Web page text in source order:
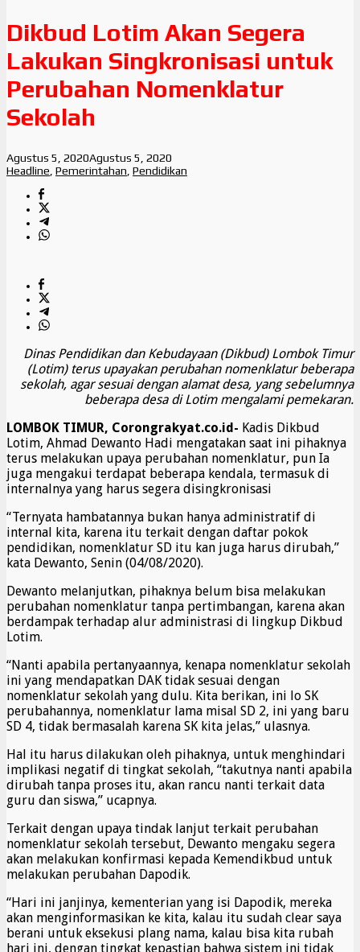
Dikbud Lotim Akan Segera
Lakukan Singkronisasi untuk
Perubahan Nomenklatur
Sekolah
Agustus 5, 2020Agustus 5, 2020
Headline Pemerintahan Pendidikan
Dinas Pendidikan dan Kebudayaan (Dikbud) Lombok Timur
(Lotim) terus upayakan perubahan nomenklatur beberapa
sekolah, agar sesuai dengan alamat desa, yang sebelumnya
beberapa desa di Lotim mengalami pemekaran.
LOMBOK TIMUR, Corongrakyat.co.id- Kadis Dikbud
Lotim, Ahmad Dewanto Hadi mengatakan saat ini pihaknya
terus melakukan upaya perubahan nomenklatur, pun Ia
juga mengakui terdapat beberapa kendala, termasuk di
internalnya yang harus segera disingkronisasi
“Ternyata hambatannya bukan hanya administratif di
internal kita, karena itu terkait dengan daftar pokok
pendidikan, nomenklatur SD itu kan juga harus dirubah,”
kata Dewanto, Senin (04/08/2020).
Dewanto melanjutkan, pihaknya belum bisa melakukan
perubahan nomenklatur tanpa pertimbangan, karena akan
berdampak terhadap alur administrasi di lingkup Dikbud
Lotim.
“Nanti apabila pertanyaannya, kenapa nomenklatur sekolah
ini yang mendapatkan DAK tidak sesuai dengan
nomenklatur sekolah yang dulu. Kita berikan, ini lo SK
perubahannya, nomenklatur lama misal SD 2, ini yang baru
SD 4, tidak bermasalah karena SK kita jelas,” ulasnya.
Hal itu harus dilakukan oleh pihaknya, untuk menghindari
implikasi negatif di tingkat sekolah, “takutnya nanti apabila
dirubah tanpa proses itu, akan rancu nanti terkait data
guru dan siswa,” ucapnya.
Terkait dengan upaya tindak lanjut terkait perubahan
nomenklatur sekolah tersebut, Dewanto mengaku segera
akan melakukan konfirmasi kepada Kemendikbud untuk
melakukan perubahan Dapodik.
“Hari ini janjinya, kementerian yang isi Dapodik, mereka
akan menginformasikan ke kita, kalau itu sudah clear saya
berani untuk eksekusi plang nama, kalau bisa kita rubah
hari ini, dengan tingkat kepastian bahwa sistem ini tidak